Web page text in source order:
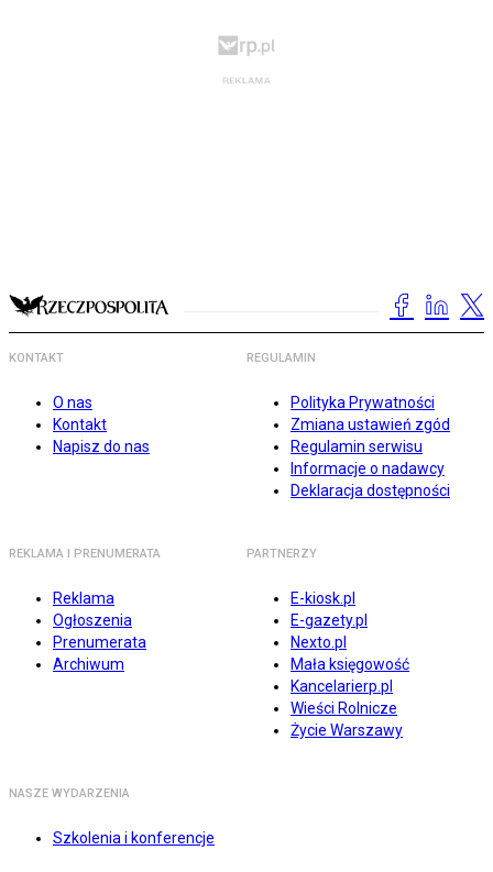
KONTAKT
O nas
Kontakt
Napisz do nas
REGULAMIN
Polityka Prywatności
Zmiana ustawień zgód
Regulamin serwisu
Informacje o nadawcy
Deklaracja dostępności
REKLAMA I PRENUMERATA
Reklama
Ogłoszenia
Prenumerata
Archiwum
PARTNERZY
E-kiosk.pl
E-gazety.pl
Nexto.pl
Mała księgowość
Kancelarierp.pl
Wieści Rolnicze
Życie Warszawy
NASZE WYDARZENIA
Szkolenia i konferencje